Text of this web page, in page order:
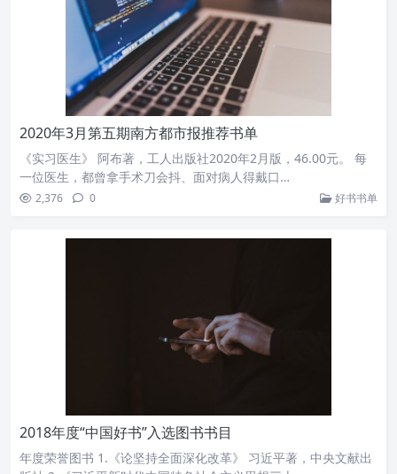
2020年3月第五期南方都市报推荐书单
《实习医生》 阿布著，工人出版社2020年2月版，46.00元。 每
一位医生，都曾拿手术刀会抖、面对病人得戴口…
2,376 0 好书书单
2018年度“中国好书”入选图书书目
年度荣誉图书 1.《论坚持全面深化改革》 习近平著，中央文献出